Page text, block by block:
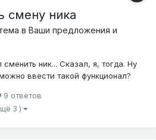
смену ника
в Ваши предложения и
сменить ник... Сказал, я, тогда. Ну
ввести такой функционал?
менять ники. Да и возможно
например как я - новатор, я
9 ответов
3 )